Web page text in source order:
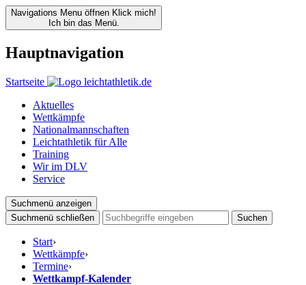
Navigations Menu öffnen Klick mich!
Ich bin das Menü.
Hauptnavigation
Startseite
Aktuelles
Wettkämpfe
Nationalmannschaften
Leichtathletik für Alle
Training
Wir im DLV
Service
Suchmenü anzeigen
Suchmenü schließen
Suchen
Start›
Wettkämpfe›
Termine›
Wettkampf-Kalender